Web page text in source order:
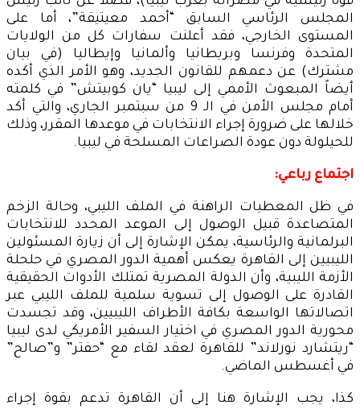
المجلس الرئاسي السابق “أحمد معيتيقة”، أما على
المستوى الخارجي، فقد أعلنت سفارات كل من الولايات
المتحدة وفرنسا وبريطانيا وألمانيا وإيطاليا (في بيان
مشترك) عن دعمهم للقانون الجديد، وهو الأمر الذي أكده
أيضاً المبعوث الأممي إلى ليبيا “يان كوبيتش” في كلمته
أمام مجلس الأمن في الـ 9 من سبتمبر الجاري، والتي أكد
خلالها على ضرورة إجراء الانتخابات في موعدها المقرر، وذلك
للحيلولة دون عودة الصراعات المسلحة في ليبيا.
اجتماع رباعي:
في ظل المعطيات الراهنة في الملف الليبي، وحالة الزخم
المتصاعدة قبيل الوصول إلى الموعد المحدد للانتخابات
البرلمانية والرئاسية، يمكن الإشارة إلى أن زيارة المسئولين
الليبيين إلى القاهرة يعكس أهمية الدور المصري في حلحلة
الأزمة الليبية، وأن الدولة المصرية تمتلك الأدوات الحقيقية
القادرة على الوصول إلى تسوية سلمية للملف الليبي عبر
اتصالاتها الواسعة بكافة الأطراف الليبيين، وقد تجسدت
محورية الدور المصري في اختيار السفير الأمريكي لدى ليبيا
“ريتشارد نورلاند” للقاهرة لعقد لقاء مع “حفتر” و”صالح”
في أغسطس الماضي.
كذا، يجب الإشارة هنا إلى أن القاهرة تدعم بقوة إجراء